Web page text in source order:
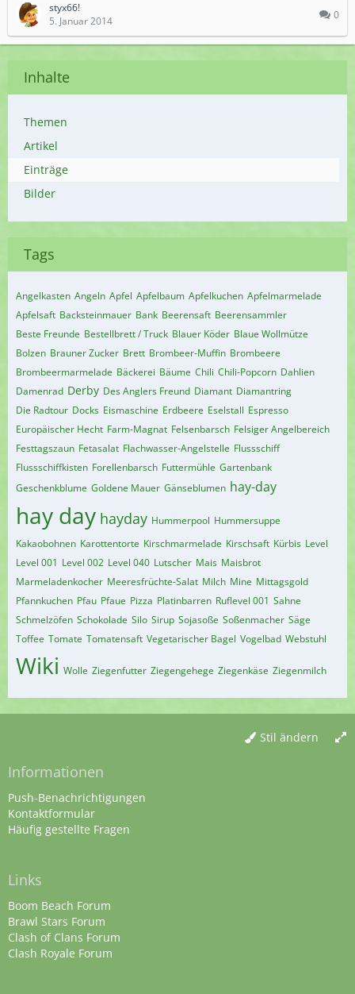
styx66!
5. Januar 2014
0
Inhalte
Themen
Artikel
Einträge
Bilder
Tags
Angelkasten Angeln Apfel Apfelbaum Apfelkuchen Apfelmarmelade
Apfelsaft Backsteinmauer Bank Beerensaft Beerensammler
Beste Freunde Bestellbrett / Truck Blauer Köder Blaue Wollmütze
Bolzen Brauner Zucker Brett Brombeer-Muffin Brombeere
Brombeermarmelade Bäckerei Bäume Chili Chili-Popcorn Dahlien
Damenrad Derby Des Anglers Freund Diamant Diamantring
Die Radtour Docks Eismaschine Erdbeere Eselstall Espresso
Europäischer Hecht Farm-Magnat Felsenbarsch Felsiger Angelbereich
Festtagszaun Fetasalat Flachwasser-Angelstelle Flussschiff
Flussschiffkisten Forellenbarsch Futtermühle Gartenbank
Geschenkblume Goldene Mauer Gänseblumen hay-day
hay day hayday Hummerpool Hummersuppe
Kakaobohnen Karottentorte Kirschmarmelade Kirschsaft Kürbis Level
Level 001 Level 002 Level 040 Lutscher Mais Maisbrot
Marmeladenkocher Meeresfrüchte-Salat Milch Mine Mittagsgold
Pfannkuchen Pfau Pfaue Pizza Platinbarren Ruflevel 001 Sahne
Schmelzöfen Schokolade Silo Sirup Sojasoße Soßenmacher Säge
Toffee Tomate Tomatensaft Vegetarischer Bagel Vogelbad Webstuhl
Wiki Wolle Ziegenfutter Ziegengehege Ziegenkäse Ziegenmilch
Stil ändern
Informationen
Push-Benachrichtigungen
Kontaktformular
Häufig gestellte Fragen
Links
Boom Beach Forum
Brawl Stars Forum
Clash of Clans Forum
Clash Royale Forum